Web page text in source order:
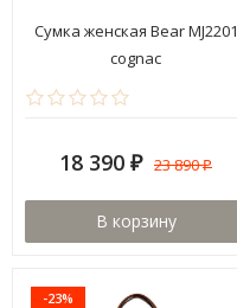
Сумка женская Bear MJ2201
cognac
18 390 ₽ 23 890₽
В корзину
-23%